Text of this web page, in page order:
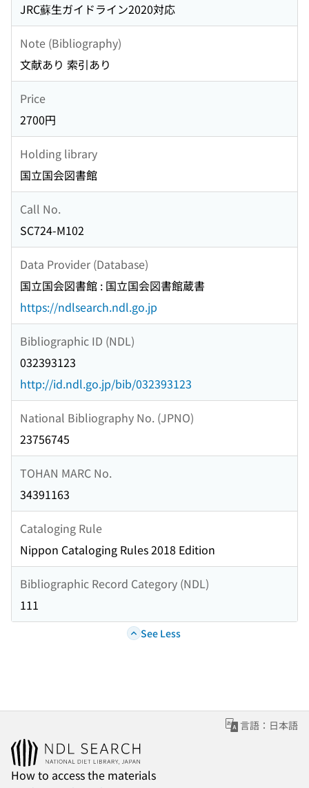
JRC蘇生ガイドライン2020対応
Note (Bibliography)
文献あり 索引あり
Price
2700円
Holding library
国立国会図書館
Call No.
SC724-M102
Data Provider (Database)
国立国会図書館 : 国立国会図書館蔵書
https://ndlsearch.ndl.go.jp
Bibliographic ID (NDL)
032393123
http://id.ndl.go.jp/bib/032393123
National Bibliography No. (JPNO)
23756745
TOHAN MARC No.
34391163
Cataloging Rule
Nippon Cataloging Rules 2018 Edition
Bibliographic Record Category (NDL)
111
See Less
言語：日本語
How to access the materials